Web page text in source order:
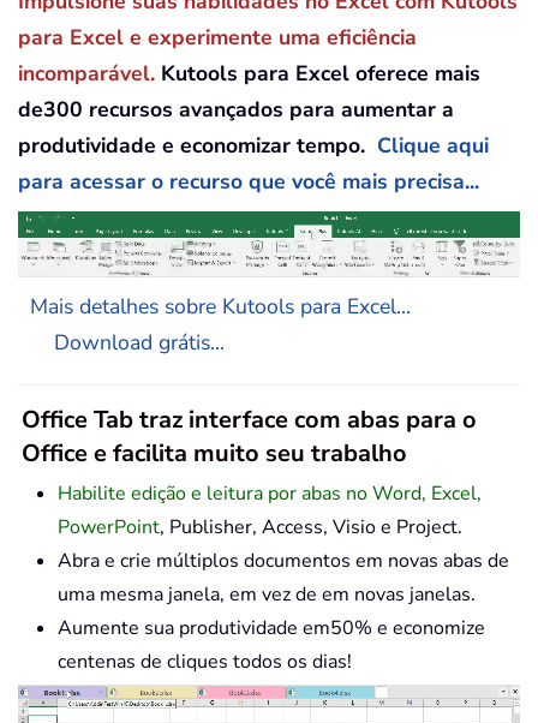
para Excel e experimente uma eficiência
incomparável. Kutools para Excel oferece mais
de300 recursos avançados para aumentar a
produtividade e economizar tempo. Clique aqui
para acessar o recurso que você mais precisa...
Mais detalhes sobre Kutools para Excel...
Download grátis...
Office Tab traz interface com abas para o
Office e facilita muito seu trabalho
Habilite edição e leitura por abas no Word, Excel,
PowerPoint, Publisher, Access, Visio e Project.
Abra e crie múltiplos documentos em novas abas de
uma mesma janela, em vez de em novas janelas.
Aumente sua produtividade em50% e economize
centenas de cliques todos os dias!